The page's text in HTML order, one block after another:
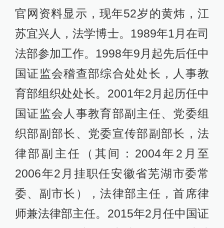
官网资料显示，现年52岁的黄炜，江
苏宜兴人，法学博士。1989年1月在司
法部参加工作。1998年9月起先后任中
国证监会稽查部综合处处长，人事教
育部组织处处长。2001年2月起历任中
国证监会人事教育部副主任、党委组
织部副部长、党委宣传部副部长，法
律部副主任（其间：2004年2月至
2006年2月挂职任安徽省芜湖市委常
委、副市长），法律部主任，首席律
师兼法律部主任。2015年2月任中国证